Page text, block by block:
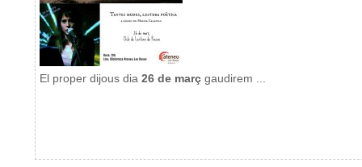
El proper dijous dia 26 de marçgaudirem ...